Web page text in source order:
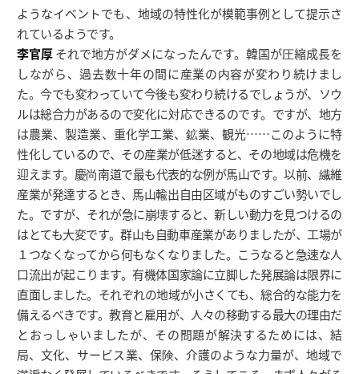
ようなイベントでも、地域の特性化が模範事例として提示さ
れているようです。
李官厚それで地方がダメになったんです。韓国が圧縮成長を
しながら、過去数十年の間に産業の内容が変わり続けまし
た。今でも変わっていて今後も変わり続けるでしょうが、ソウ
ルは総合力があるので変化に対応できるのです。ですが、地方
は農業、製造業、重化学工業、鉱業、観光……このように特
性化しているので、その産業が低迷すると、その地域は危機を
迎えます。慶尚南道で最も代表的な例が馬山です。以前、繊維
産業が発達するとき、馬山輸出自由区域がものすごい勢いでし
た。ですが、それが急に崩壊すると、新しい動力を見つけるの
はとても大変です。群山も自動車産業がありましたが、工場が
１つなくなってから何もなくなりました。こうなると急速な人
口流出が起こります。有機体国家論に立脚した発展論は限界に
直面しました。それぞれの地域が小さくても、総合的な能力を
備えるべきです。教育と雇用が、人々の移動する最大の理由だ
とおっしゃいましたが、その問題が解決するためには、結
局、文化、サービス業、保険、介護のような力量が、地域で